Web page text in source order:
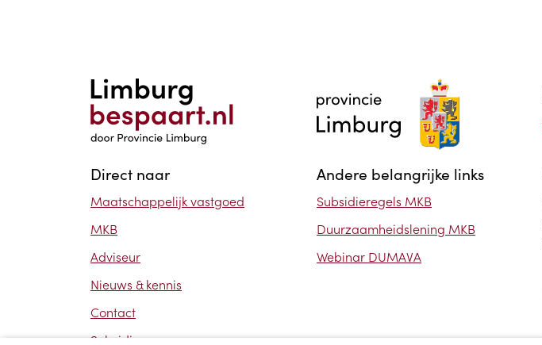
Direct naar
Maatschappelijk vastgoed
MKB
Adviseur
Nieuws & kennis
Contact
Subsidie aanvragen
Andere belangrijke links
Subsidieregels MKB
Duurzaamheidslening MKB
Webinar DUMAVA